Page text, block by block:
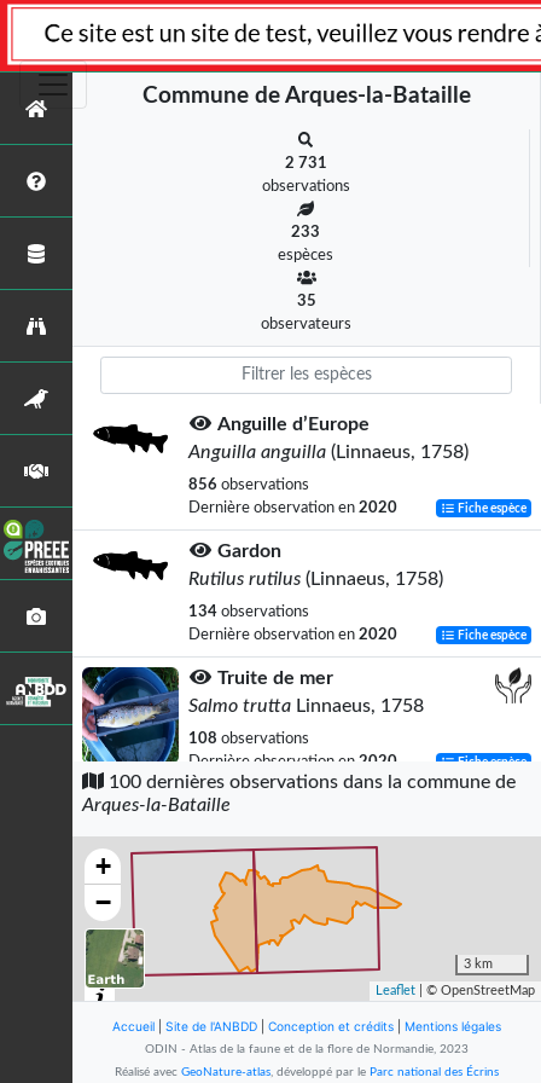
Commune de Arques-la-Bataille
2 731
observations
233
espèces
35
observateurs
Anguille d’Europe
Anguilla anguilla (Linnaeus, 1758)
856 observations
Dernière observation en 2020 Fiche espèce
Gardon
Rutilus rutilus (Linnaeus, 1758)
134 observations
Dernière observation en 2020 Fiche espèce
Truite de mer
Salmo trutta Linnaeus, 1758
108 observations
Dernière observation en 2020 Fiche espèce
Merle noir
Turdus merulaLinnaeus, 1758
observations
Dernière observation en2023
Pouillot véloce
Phylloscopus collybita
(Vieillot, 1817)
Vairon
100 dernières observations dans la commune de
Arques-la-Bataille
+
−
3 km
Leaflet | © OpenStreetMap
Accueil Site de l'ANBDD Conception et crédits Mentions légales
ODIN - Atlas de la faune et de la flore de Normandie, 2023
Réalisé avec GeoNature-atlas, développé par le Parc national des Écrins